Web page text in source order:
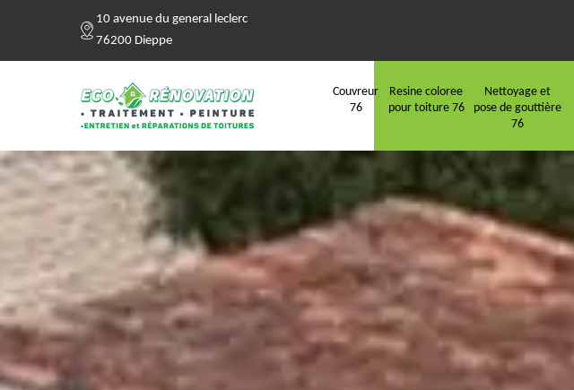
10 avenue du general leclerc
76200 Dieppe
Couvreur
76
Resine coloree
pour toiture 76
Nettoyage et
pose de gouttière
76